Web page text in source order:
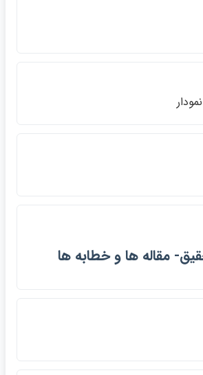
مقاله ها و خطابه ها